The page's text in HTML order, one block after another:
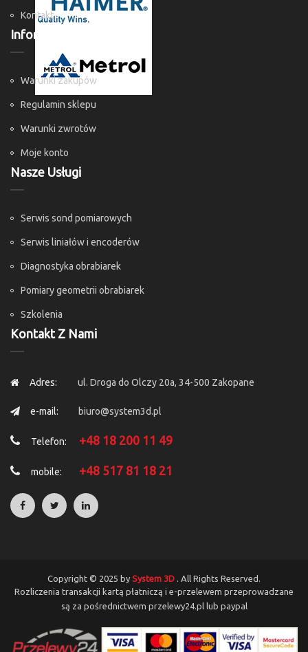
Kontakt
Informacje
Warunki zakupów
Regulamin sklepu
Warunki zwrotów
Moje konto
Nasze Usługi
Serwis sond pomiarowych
Serwis liniałów i encoderów
Diagnostyka obrabiarek
Pomiary geometrii obrabiarek
Szkolenia
Kontakt Z Nami
Adres: ul. Droga do Olczy 20a, 34-500 Zakopane
e-mail: biuro@system3d.pl
Telefon: +48 18 200 11 49
mobile: +48 517 81 18 21
Copyright © 2025 by System 3D . All Rights Reserved.
Rozliczenia transakcji kartą płatniczą i e-przelewem przeprowadzane
są za pośrednictwem przelewy24.pl lub paypal